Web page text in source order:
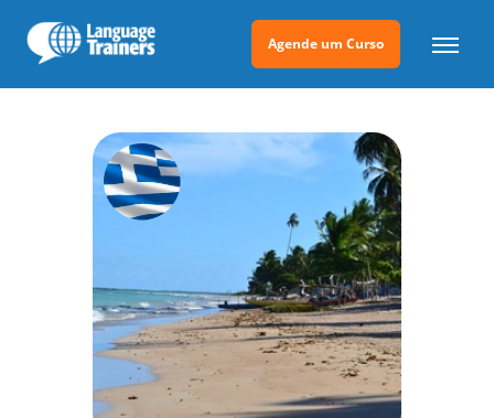
Agende um Curso